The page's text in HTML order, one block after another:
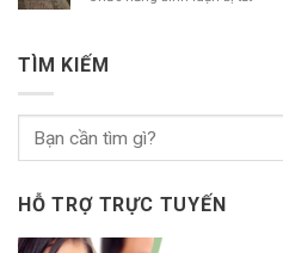
Sóng
TÌM KIẾM
HỖ TRỢ TRỰC TUYẾN